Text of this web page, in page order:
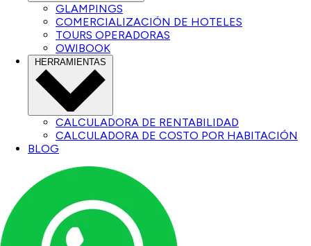
GLAMPINGS
COMERCIALIZACIÓN DE HOTELES
TOURS OPERADORAS
OWIBOOK
HERRAMIENTAS
CALCULADORA DE RENTABILIDAD
CALCULADORA DE COSTO POR HABITACIÓN
BLOG